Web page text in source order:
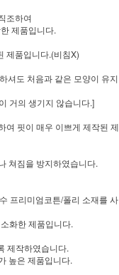
조하여
제품입니다.
제품입니다.(비침X)
셔도 처음과 같은 모양이 유지
거의 생기지 않습니다.]
여 핏이 매우 이쁘게 제작된 제
쳐짐을 방지하였습니다.
프리미엄코튼/폴리 소재를 사
화한 제품입니다.
제작하였습니다.
높은 제품입니다.